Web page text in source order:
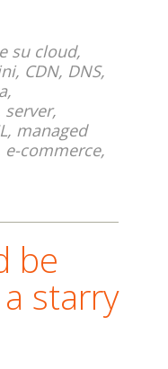
su cloud,
CDN, DNS,
managed
e-commerce,
be
starry